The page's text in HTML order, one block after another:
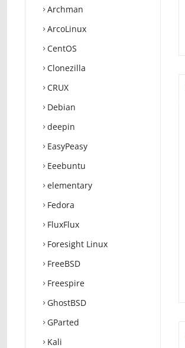
Archman
ArcoLinux
CentOS
Clonezilla
CRUX
Debian
deepin
EasyPeasy
Eeebuntu
elementary
Fedora
FluxFlux
Foresight Linux
FreeBSD
Freespire
GhostBSD
GParted
Kali